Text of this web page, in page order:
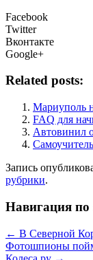
Facebook
Twitter
Вконтакте
Google+
Related posts:
Мариуполь
FAQ для
Автовинил
Запись
рубрики.
Навигация по
← В Северной
Фотошпионы